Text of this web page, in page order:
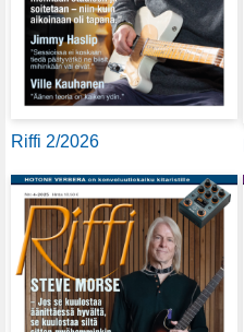
Riffi 2/2026